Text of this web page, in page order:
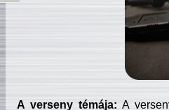
A verseny témája: A